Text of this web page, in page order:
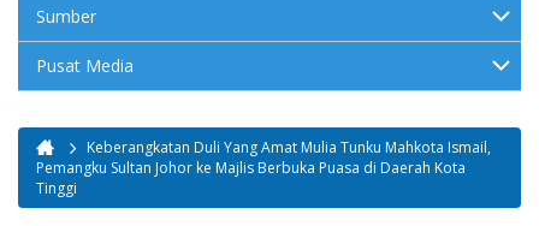
Sumber
Pusat Media
Anda di sini
Keberangkatan Duli Yang Amat Mulia Tunku Mahkota Ismail,
Pemangku Sultan Johor ke Majlis Berbuka Puasa di Daerah Kota
Tinggi